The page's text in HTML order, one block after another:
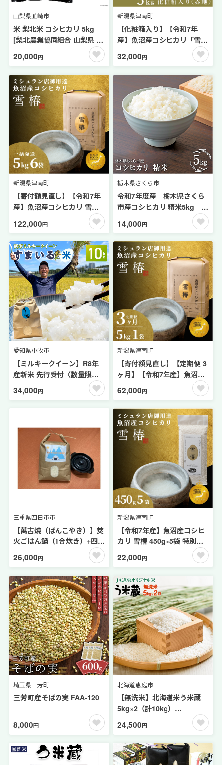
山梨県韮崎市
米 梨北米 コシヒカリ 5kg
[梨北農業協同組合 山梨県 韮
崎市 20743511] こしひかり
お米 おこめ こめ コメ 精米 5
キロ ご飯 ごはん 白米 国産
JA梨北
20,000円
新潟県津南町
【化粧箱入り】【令和7年
産】魚沼産コシヒカリ「雪
椿」5kg (5kg×1袋) 特別栽培
米 | 米 お米 新潟 魚沼 魚沼産
こしひかり コメ おこめ 白米
精米 最高級 ギフト 新潟県 津
南町 越後雪椿産業株式会社
32,000円
新潟県津南町
【寄付額見直し】【令和7年
産】魚沼産コシヒカリ 雪椿
30kg(5kg×6袋) 特別栽培米
一括発送 | 米 お米 新潟 魚沼
魚沼産こしひかり コメ おこ
め 白米 精米 最高級 新潟県
津南町 越後雪椿産業株式会
社
122,000円
栃木県さくら市
令和7年度産 栃木県さくら
市産コシヒカリ 精米5kg｜
米 白米 コメ こめ こし
ひかり 菜っ葉館※2025年10
月中旬頃から順次発送予定
14,000円
愛知県小牧市
【ミルキークイーン】R8年
産新米 先行受付〈数量限
定〉『スマイルファーム桃花
台』のすまいる米（10kg）
34,000円
新潟県津南町
【寄付額見直し】【定期便 3
ヶ月】【令和7年産】魚沼産
コシヒカリ 雪椿 5kg(5kg×1
袋) × 3回 特別栽培米 | 米 お
米 新潟 魚沼 魚沼産こしひか
り コメ おこめ 白米 精米 最
高級 定期 新潟県 津南町 越後
雪椿産業株式会社
62,000円
三重県四日市市
【萬古焼（ばんこやき）】焚
火ごはん鍋（1合炊き）+四日
市米（ヒカリ新世紀5ｋｇ）
26,000円
新潟県津南町
【令和7年産】魚沼産コシヒ
カリ 雪椿 450g×5袋 特別栽
培米 | 小分け 米 お米 新潟 魚
沼 魚沼産こしひかり コメ お
津南町 越後雪椿産業株式会
社
22,000円
埼玉県三芳町
三芳町産そばの実 FAA-120
8,000円
北海道恵庭市
【無洗米】北海道米う米蔵
5kg×2（計10kg）
24,500円